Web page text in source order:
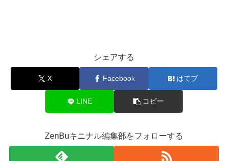
シェアする
X Facebook はてブ
LINE コピー
ZenBuキニナル編集部をフォローする